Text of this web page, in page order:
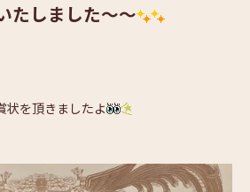
たしました～～
状を頂きましたよ